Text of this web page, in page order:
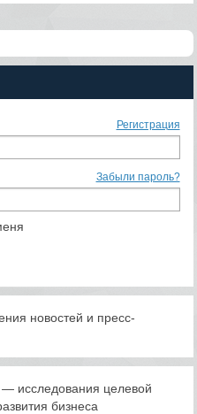
Регистрация
Забыли пароль?
новостей и пресс-
исследования целевой
бизнеса